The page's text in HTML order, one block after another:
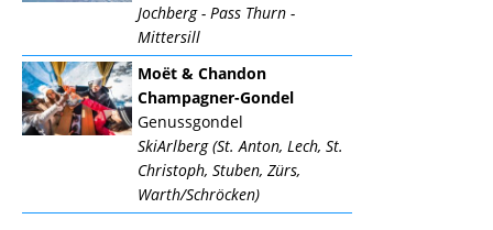
Jochberg - Pass Thurn -
Mittersill
Moët & Chandon
Champagner-Gondel
Genussgondel
SkiArlberg (St. Anton, Lech, St.
Christoph, Stuben, Zürs,
Warth/Schröcken)